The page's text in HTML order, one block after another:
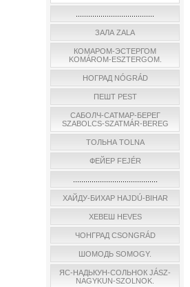
ЗАЛА ZALA
КОМАРОМ-ЭСТЕРГОМ
KOMÁROM-ESZTERGOM.
НОГРАД NÓGRÁD
ПЕШТ PEST
САБОЛЧ-САТМАР-БЕРЕГ
SZABOLCS-SZATMÁR-BEREG
ТОЛЬНА TOLNA
ФЕЙЕР FEJÉR
ХАЙДУ-БИХАР HAJDÚ-BIHAR
ХЕВЕШ HEVES
ЧОНГРАД CSONGRÁD
ШОМОДЬ SOMOGY.
ЯС-НАДЬКУН-СОЛЬНОК JÁSZ-
NAGYKUN-SZOLNOK.